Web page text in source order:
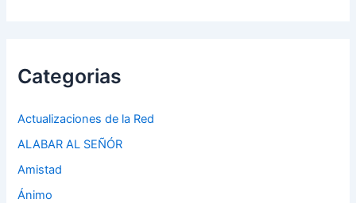
Categorias
Actualizaciones de la Red
ALABAR AL SEÑÓR
Amistad
Ánimo